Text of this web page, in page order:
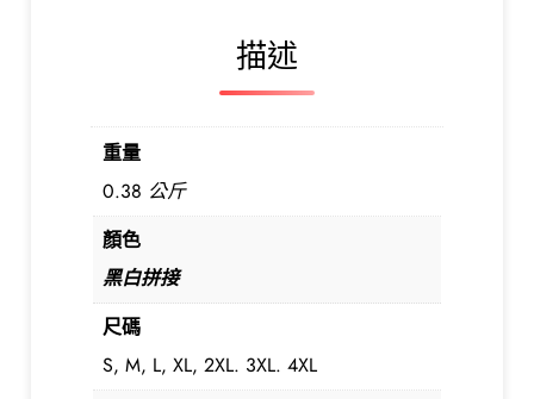
描述
重量
0.38 公斤
顏色
黑白拼接
尺碼
S, M, L, XL, 2XL. 3XL. 4XL